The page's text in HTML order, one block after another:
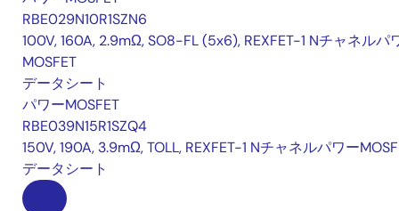
RBE029N10R1SZN6
100V, 160A, 2.9mΩ, SO8-FL (5x6), REXFET-1 Nチャネルパ
MOSFET
データシート
パワーMOSFET
RBE039N15R1SZQ4
150V, 190A, 3.9mΩ, TOLL, REXFET-1 Nチャネルパワー
データシート